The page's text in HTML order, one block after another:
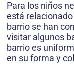
Para los niños
está
barrio se han
visitar algunos
barrio es
en su forma y